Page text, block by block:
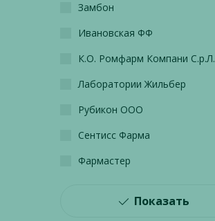
Замбон
Ивановская ФФ
К.О. Ромфарм Компани С.р.Л.
Лаборатории Жильбер
Рубикон ООО
Сентисс Фарма
Фармастер
Показать